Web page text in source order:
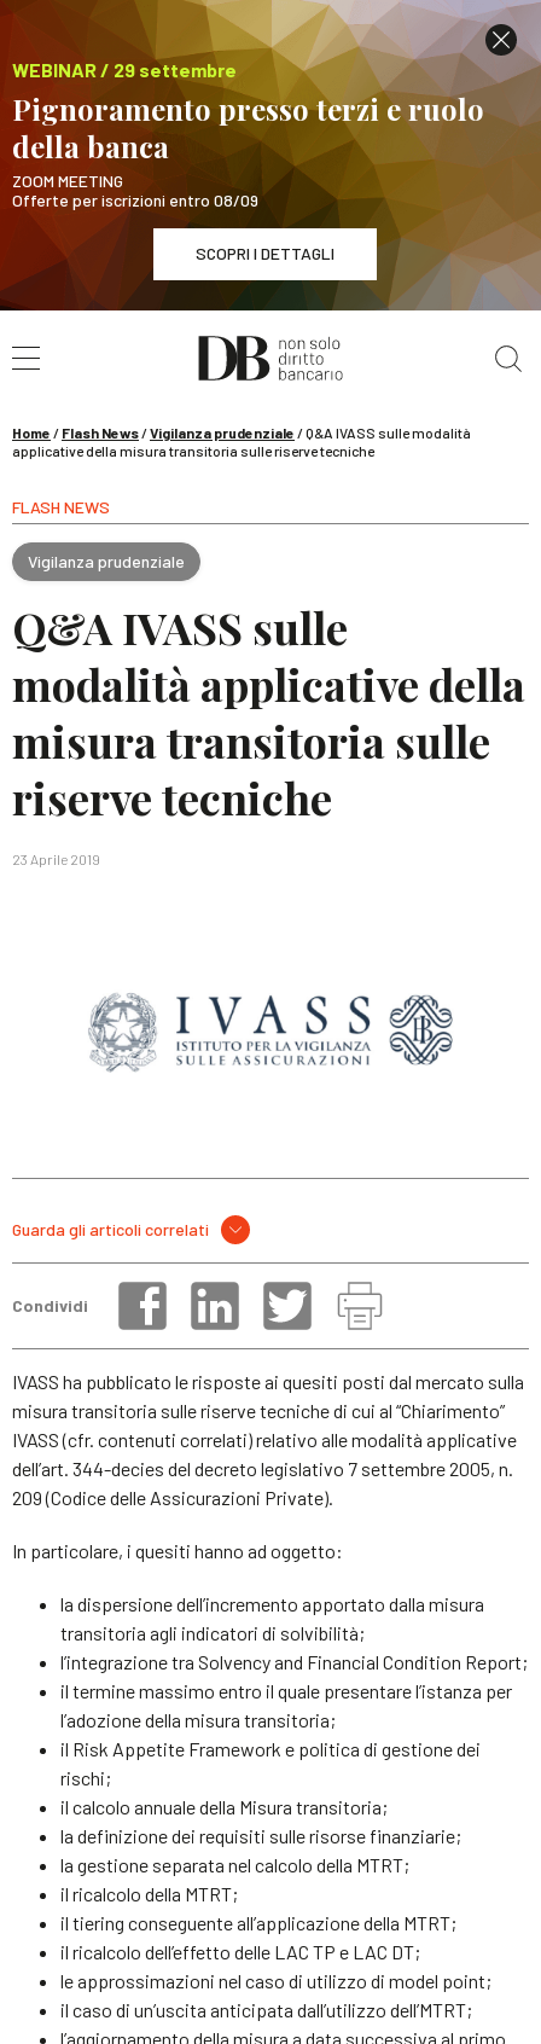
WEBINAR / 29 settembre
Pignoramento presso terzi e ruolo
della banca
ZOOM MEETING
Offerte per iscrizioni entro 08/09
SCOPRI I DETTAGLI
WEBINAR / 29 settembre
Pignoramento presso terzi e ruolo della banca
Home / Flash News/Vigilanza prudenziale /Q&A IVASS sulle modalità
applicative della misura transitoria sulle riserve tecniche
FLASH NEWS
Vigilanza prudenziale
Q&A IVASS sulle
modalità applicative della
misura transitoria sulle
riserve tecniche
23 Aprile 2019
Guarda gli articoli correlati
Condividi
IVASS ha pubblicato le risposte ai quesiti posti dal mercato sulla
misura transitoria sulle riserve tecniche di cui al “Chiarimento”
IVASS (cfr. contenuti correlati) relativo alle modalità applicative
dell’art. 344-decies del decreto legislativo 7 settembre 2005, n.
209 (Codice delle Assicurazioni Private).
In particolare, i quesiti hanno ad oggetto:
la dispersione dell’incremento apportato dalla misura
transitoria agli indicatori di solvibilità;
l’integrazione tra Solvency and Financial Condition Report;
il termine massimo entro il quale presentare l’istanza per
l’adozione della misura transitoria;
il Risk Appetite Framework e politica di gestione dei
rischi;
il calcolo annuale della Misura transitoria;
la definizione dei requisiti sulle risorse finanziarie;
la gestione separata nel calcolo della MTRT;
il ricalcolo della MTRT;
il tiering conseguente all’applicazione della MTRT;
il ricalcolo dell’effetto delle LAC TP e LAC DT;
le approssimazioni nel caso di utilizzo di model point;
il caso di un’uscita anticipata dall’utilizzo dell’MTRT;
l’aggiornamento della misura a data successiva al primo